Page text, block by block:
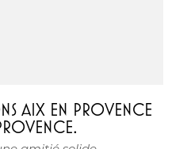
AIX EN PROVENCE